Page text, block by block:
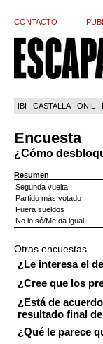
CONTACTO
IBI CASTALLA ONIL
Encuesta
¿Cómo
Resumen
Segunda vuelta
Partido más votado
Fuera sueldos
No lo sé/Me da igual
Otras encuestas
¿Le interesa el
¿Cree que los
¿Está de
resultado final
¿Qué le parece